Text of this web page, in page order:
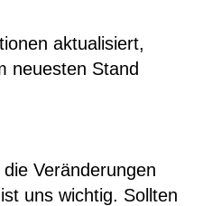
aktualisiert,
neuesten Stand
Veränderungen
uns wichtig. Sollten